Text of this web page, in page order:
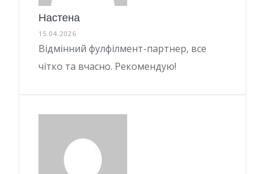
Настена
15.04.2026
Відмінний фулфілмент-партнер, все
чітко та вчасно. Рекомендую!